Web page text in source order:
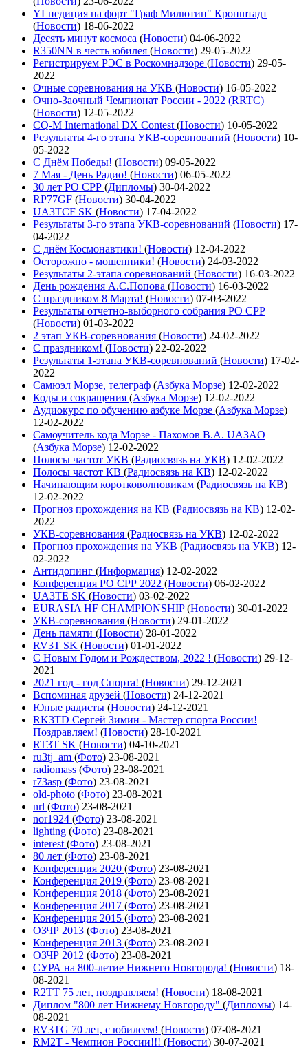
YLпедиция на форт "Граф Милютин" Кронштадт
(Новости) 18-06-2022
Десять минут космоса (Новости) 04-06-2022
R350NN в честь юбилея (Новости) 29-05-2022
Регистрируем РЭС в Роскомнадзоре (Новости) 29-05-
2022
Очные соревнования на УКВ (Новости) 16-05-2022
Очно-Заочный Чемпионат России - 2022 (RRTC)
(Новости) 12-05-2022
CQ-M International DX Contest (Новости) 10-05-2022
Результаты 4-го этапа УКВ-соревнований (Новости) 10-
05-2022
С Днём Победы! (Новости) 09-05-2022
7 Мая - День Радио! (Новости) 06-05-2022
30 лет РО СРР (Дипломы) 30-04-2022
RP77GF (Новости) 30-04-2022
UA3TCF SK (Новости) 17-04-2022
Результаты 3-го этапа УКВ-соревнований (Новости) 17-
04-2022
С днём Космонавтики! (Новости) 12-04-2022
Осторожно - мошенники! (Новости) 24-03-2022
Результаты 2-этапа соревнований (Новости) 16-03-2022
День рождения А.С.Попова (Новости) 16-03-2022
С праздником 8 Марта! (Новости) 07-03-2022
Результаты отчетно-выборного собрания РО СРР
(Новости) 01-03-2022
2 этап УКВ-соревнования (Новости) 24-02-2022
С праздником! (Новости) 22-02-2022
Результаты 1-этапа УКВ-соревнований (Новости) 17-02-
2022
Самюэл Морзе, телеграф (Азбука Морзе) 12-02-2022
Коды и сокращения (Азбука Морзе) 12-02-2022
Аудиокурс по обучению азбуке Морзе (Азбука Морзе)
12-02-2022
Самоучитель кода Морзе - Пахомов В.А. UA3AO
(Азбука Морзе) 12-02-2022
Полосы частот УКВ (Радиосвязь на УКВ) 12-02-2022
Полосы частот КВ (Радиосвязь на КВ) 12-02-2022
Начинающим коротковолновикам (Радиосвязь на КВ)
12-02-2022
Прогноз прохождения на КВ (Радиосвязь на КВ) 12-02-
2022
УКВ-соревнования (Радиосвязь на УКВ) 12-02-2022
Прогноз прохождения на УКВ (Радиосвязь на УКВ) 12-
02-2022
Антидопинг (Информация) 12-02-2022
Конференция РО СРР 2022 (Новости) 06-02-2022
UA3TE SK (Новости) 03-02-2022
EURASIA HF CHAMPIONSHIP(Новости) 30-01-2022
УКВ-соревнования (Новости) 29-01-2022
День памяти (Новости) 28-01-2022
RV3T SK (Новости) 01-01-2022
С Новым Годом и Рождеством, 2022 ! (Новости) 29-12-
2021
2021 год - год Cпорта! (Новости) 29-12-2021
Вспоминая друзей (Новости) 24-12-2021
Юные радисты (Новости) 24-12-2021
RK3TD Сергей Зимин - Мастер спорта России!
Поздравляем! (Новости) 28-10-2021
RT3T SK (Новости) 04-10-2021
ru3tj_am (Фото) 23-08-2021
radiomass (Фото) 23-08-2021
r73asp (Фото) 23-08-2021
old-photo (Фото) 23-08-2021
nrl (Фото) 23-08-2021
nor1924 (Фото) 23-08-2021
lighting (Фото) 23-08-2021
interest (Фото) 23-08-2021
80 лет (Фото) 23-08-2021
Конференция 2020 (Фото) 23-08-2021
Конференция 2019 (Фото) 23-08-2021
Конференция 2018 (Фото) 23-08-2021
Конференция 2017 (Фото) 23-08-2021
Конференция 2015 (Фото) 23-08-2021
ОЗЧР 2013 (Фото) 23-08-2021
Конференция 2013 (Фото) 23-08-2021
ОЗЧР 2012 (Фото) 23-08-2021
СУРА на 800-летие Нижнего Новгорода! (Новости) 18-
08-2021
R2TT 75 лет, поздравляем! (Новости) 18-08-2021
Диплом "800 лет Нижнему Новгороду" (Дипломы) 14-
08-2021
RV3TG 70 лет, с юбилеем! (Новости) 07-08-2021
RM2T - Чемпион России!!! (Новости) 30-07-2021